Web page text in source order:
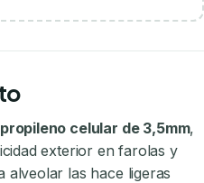
celular de 3,5mm,
exterior en farolas y
alveolar las hace ligeras